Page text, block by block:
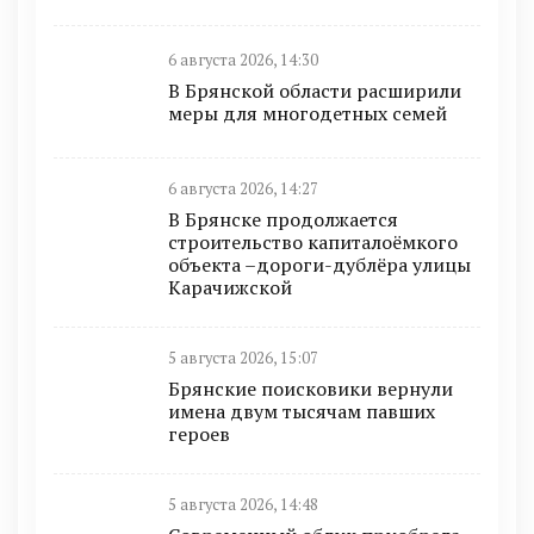
6 августа 2026, 14:30
В Брянской области расширили
меры для многодетных семей
6 августа 2026, 14:27
В Брянске продолжается
строительство капиталоёмкого
объекта –дороги-дублёра улицы
Карачижской
5 августа 2026, 15:07
Брянские поисковики вернули
имена двум тысячам павших
героев
5 августа 2026, 14:48